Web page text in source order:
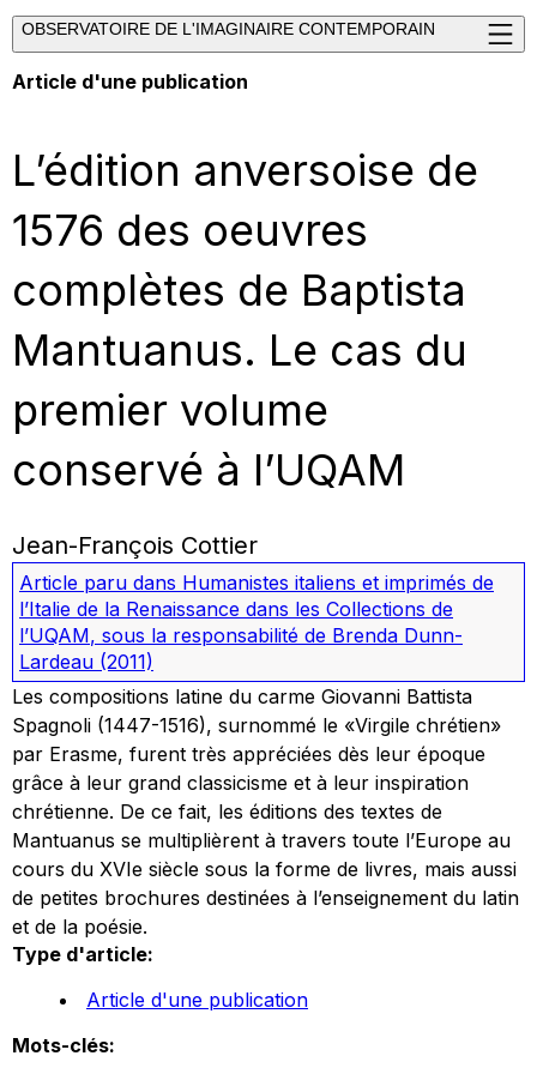
OBSERVATOIRE DE L'IMAGINAIRE CONTEMPORAIN
Article d'une publication
L’édition anversoise de
1576 des oeuvres
complètes de Baptista
Mantuanus. Le cas du
premier volume
conservé à l’UQAM
Jean-François Cottier
Article paru dans Humanistes italiens et imprimés de
l’Italie de la Renaissance dans les Collections de
l’UQAM, sous la responsabilité de Brenda Dunn-
Lardeau (2011)
Les compositions latine du carme Giovanni Battista
Spagnoli (1447-1516), surnommé le «Virgile chrétien»
par Erasme, furent très appréciées dès leur époque
grâce à leur grand classicisme et à leur inspiration
chrétienne. De ce fait, les éditions des textes de
Mantuanus se multiplièrent à travers toute l’Europe au
cours du XVIe siècle sous la forme de livres, mais aussi
de petites brochures destinées à l’enseignement du latin
et de la poésie.
Type d'article:
Article d'une publication
Mots-clés: